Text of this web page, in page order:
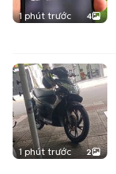
1 phút trước 4
1 phút trước 2